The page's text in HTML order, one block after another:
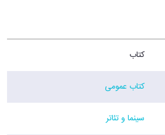
کتاب
کتاب عمومی
سینما و تئاتر